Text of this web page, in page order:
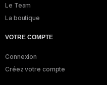
Le Team
La boutique
VOTRE COMPTE
Connexion
Créez votre compte